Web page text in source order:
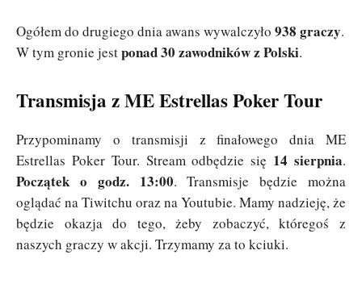
Ogółem do drugiego dnia awans wywalczyło 938 graczy.
W tym gronie jestponad 30 zawodników z Polski.
Transmisja z ME Estrellas Poker Tour
Przypominamy o transmisji z finałowego dnia ME
Estrellas Poker Tour. Stream odbędzie się 14 sierpnia.
Początek o godz. 13:00. Transmisje będzie można
oglądać na Tiwitchu oraz na Youtubie. Mamy nadzieję, że
będzie okazja do tego, żeby zobaczyć, któregoś z
naszych graczy w akcji. Trzymamy za to kciuki.